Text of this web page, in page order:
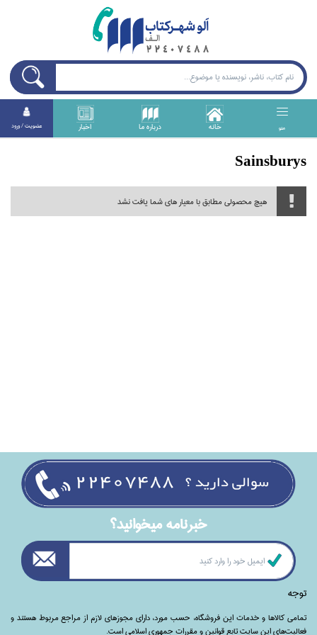
منو خانه درباره ما اخبار عضويت / ورود
Sainsburys
هیچ محصولی مطابق با معیار های شما یافت نشد
خبرنامه ميخوانيد؟
توجه
تمامی‌ کالاها و خدمات این فروشگاه، حسب مورد،‌ دارای مجوزهای لازم از مراجع مربوط هستند ‌و‌‌
فعالیت‌های این سایت تابع قوانین و مقررات جمهوری اسلامی است.